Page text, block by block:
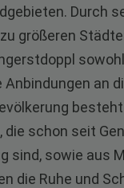
Durch
größeren
an
die schon seit
sind, sowie aus
die Ruhe und